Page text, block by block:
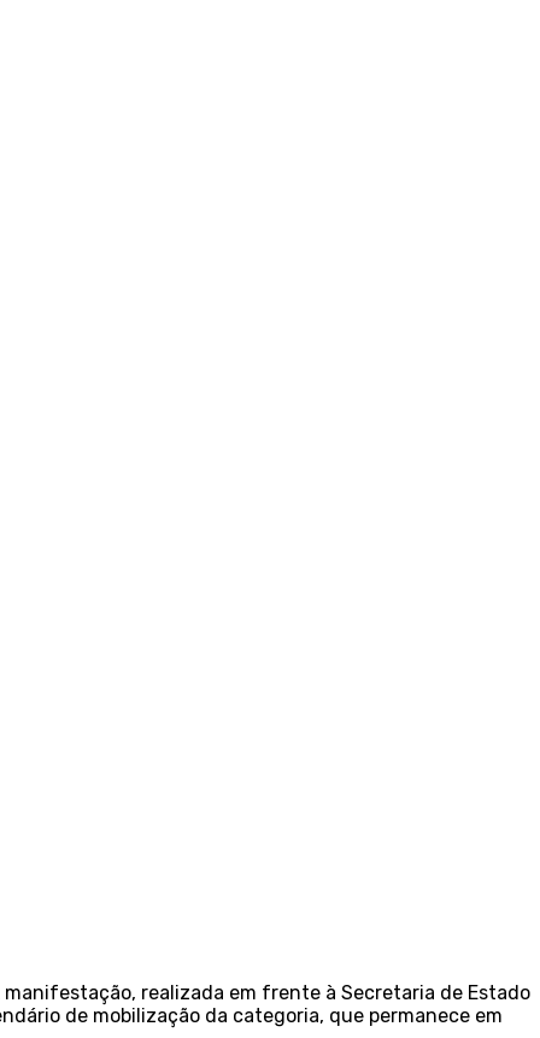
realizada em frente à Secretaria de Estado
de mobilização da categoria, que permanece em